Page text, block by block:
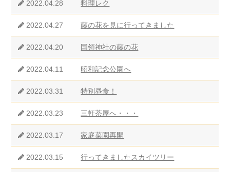
2022.04.28 料理レク
2022.04.27 藤の花を見に行ってきました
2022.04.20 国領神社の藤の花
2022.04.11 昭和記念公園へ
2022.03.31 特別昼食！
2022.03.23 三軒茶屋へ・・・
2022.03.17 家庭菜園再開
2022.03.15 行ってきましたスカイツリー